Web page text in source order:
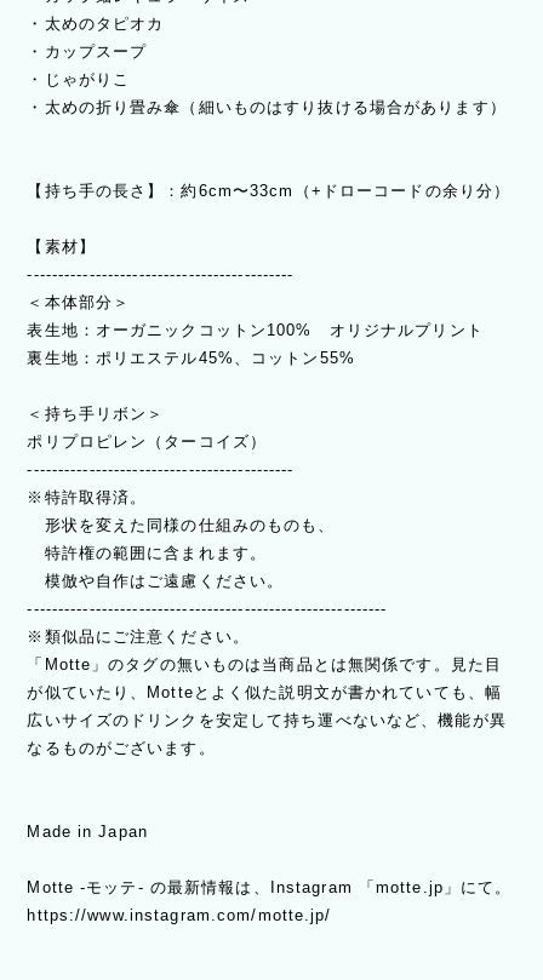
・太めのタピオカ
・カップスープ
・じゃがりこ
・太めの折り畳み傘（細いものはすり抜ける場合があります）
【持ち手の長さ】：約6cm〜33cm（+ドローコードの余り分）
【素材】
-------------------------------------------
＜本体部分＞
表生地：オーガニックコットン100% オリジナルプリント
裏生地：ポリエステル45%、コットン55%
＜持ち手リボン＞
ポリプロピレン（ターコイズ）
-------------------------------------------
※特許取得済。
形状を変えた同様の仕組みのものも、
特許権の範囲に含まれます。
模倣や自作はご遠慮ください。
----------------------------------------------------------
※類似品にご注意ください。
「Motte」のタグの無いものは当商品とは無関係です。見た目
が似ていたり、Motteとよく似た説明文が書かれていても、幅
広いサイズのドリンクを安定して持ち運べないなど、機能が異
なるものがございます。
Made in Japan
Motte -モッテ- の最新情報は、Instagram 「motte.jp」にて。
https://www.instagram.com/motte.jp/